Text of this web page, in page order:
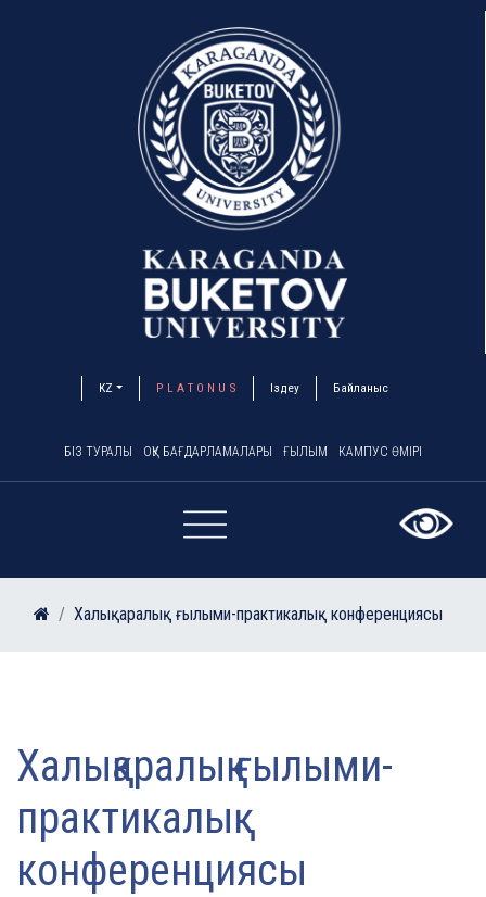
KZ P L A T O N U S Іздеу Байланыс
БІЗ ТУРАЛЫ ОҚУ БАҒДАРЛАМАЛАРЫ ҒЫЛЫМ КАМПУС ӨМІРІ
Халықаралық ғылыми-практикалық конференциясы
Халықаралық ғылыми-
практикалық
конференциясы